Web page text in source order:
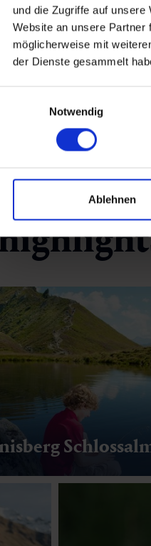
und die Zugriffe auf
Website an unsere Partner
möglicherweise mit
der Dienste gesammelt
Notwendig
Ablehnen